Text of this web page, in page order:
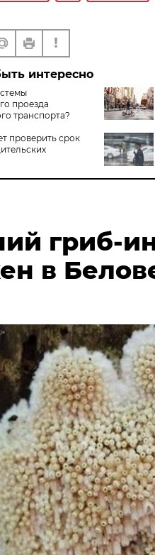
интересно
проезда
транспорта?
проверить срок
гриб-
в